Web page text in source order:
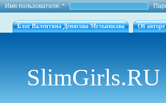
Имя пользователя:*
Блог Валентина Денисова-Мельникова Об авторе
SlimGirls.RU